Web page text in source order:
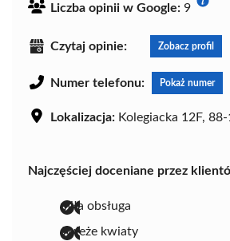
Liczba opinii w Google: 9
Czytaj opinie: Zobacz profil
Numer telefonu: Pokaż numer
Lokalizacja: Kolegiacka 12F,
Najczęściej doceniane przez
miła obsługa
świeże kwiaty